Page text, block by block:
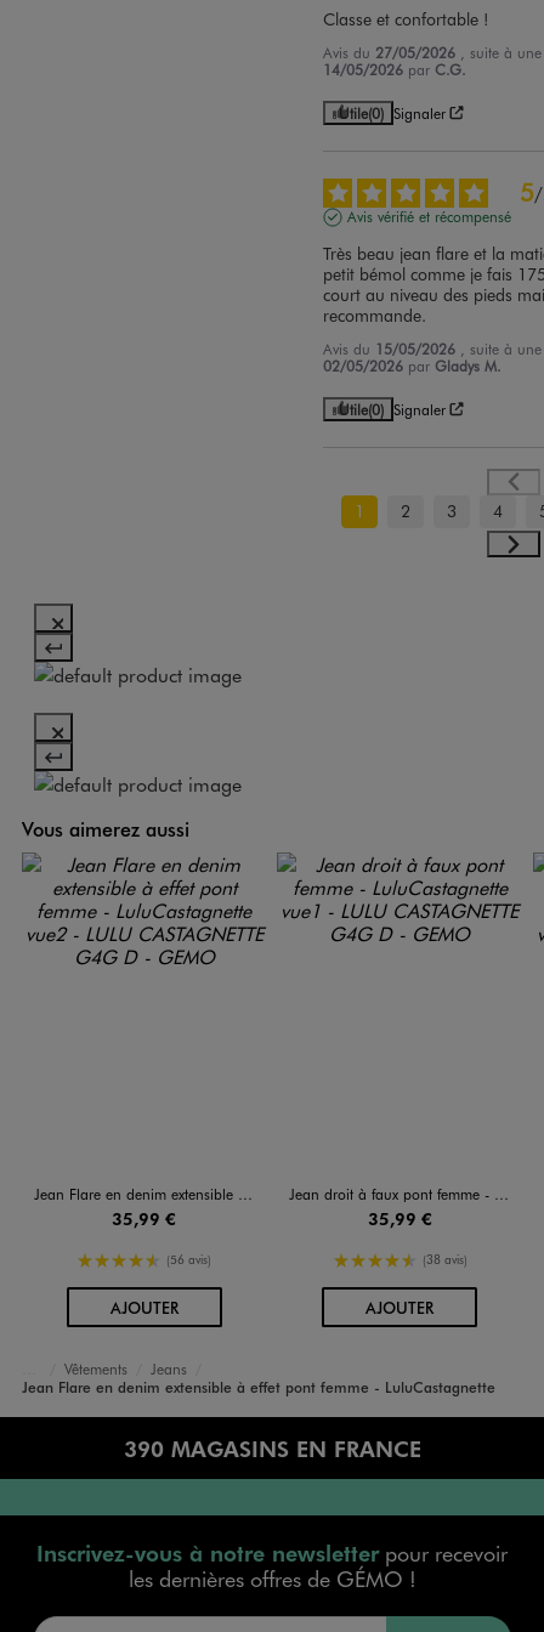
Classe et confortable !
Avis du 27/05/2026
, suite à
14/05/2026 parC.G.
Utile(0) Signaler
5/
Avis vérifié et récompensé
Très beau jean flare et la
petit bémol comme je fais
court au niveau des pieds
recommande.
Avis du 15/05/2026
, suite à
02/05/2026 par Gladys M.
Utile(0) Signaler
1 2 3 4
Vous aimerez aussi
Jean Flare en denim extensible à effet pont femme - LuluCastagnette
35,99 €
4.5/5 de moyenne
(56 avis)
AJOUTERAU PANIER
Jean droit à faux pont femme - LuluCastagnette
35,99 €
4.5/5 de moyenne
(38 avis)
AJOUTERAU PANIER
Accueil
Femme
Vêtements
Jeans
Jean Flare en denim extensible à effet pont femme - LuluCastagnette
390 MAGASINS EN FRANCE
Inscrivez-vous à notre newsletterpour recevoir
les dernières offres de GÉMO !